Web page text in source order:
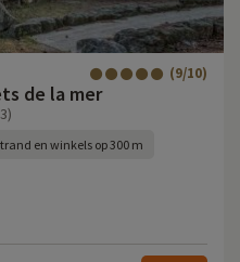
de la mer
(9/10)
en winkels op 300 m